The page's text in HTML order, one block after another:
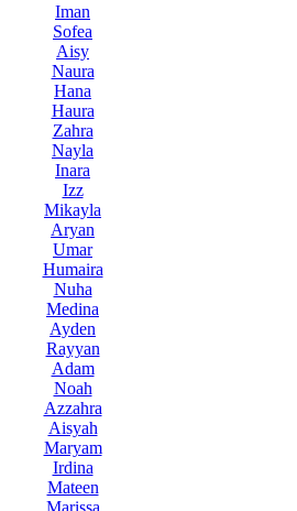
Iman
Sofea
Aisy
Naura
Hana
Haura
Zahra
Nayla
Inara
Izz
Mikayla
Aryan
Umar
Humaira
Nuha
Medina
Ayden
Rayyan
Adam
Noah
Azzahra
Aisyah
Maryam
Irdina
Mateen
Marissa